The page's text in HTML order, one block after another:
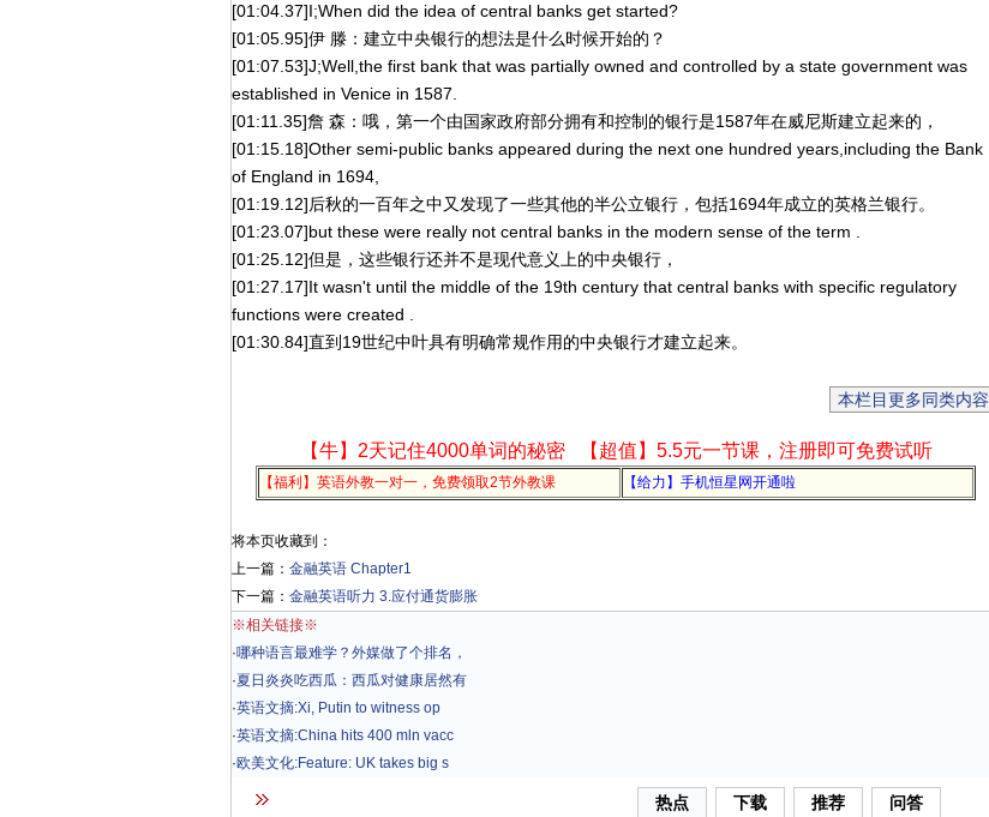
[01:04.37]I;When did the idea of central banks get started?
[01:05.95]伊 滕：建立中央银行的想法是什么时候开始的？
[01:07.53]J;Well,the first bank that was partially owned and controlled by a state government was
established in Venice in 1587.
[01:11.35]詹 森：哦，第一个由国家政府部分拥有和控制的银行是1587年在威尼斯建立起来的，
[01:15.18]Other semi-public banks appeared during the next one hundred years,including the Bank
of England in 1694,
[01:19.12]后秋的一百年之中又发现了一些其他的半公立银行，包括1694年成立的英格兰银行。
[01:23.07]but these were really not central banks in the modern sense of the term .
[01:25.12]但是，这些银行还并不是现代意义上的中央银行，
[01:27.17]It wasn't until the middle of the 19th century that central banks with specific regulatory
functions were created .
[01:30.84]直到19世纪中叶具有明确常规作用的中央银行才建立起来。
本栏目更多同类内容
【牛】2天记住4000单词的秘密 【超值】5.5元一节课，注册即可免费试听
【福利】英语外教一对一，免费领取2节外教课 【给力】手机恒星网开通啦
将本页收藏到：
上一篇： 金融英语 Chapter1
下一篇： 金融英语听力 3.应付通货膨胀
※相关链接※
·哪种语言最难学？外媒做了个排名，
·夏日炎炎吃西瓜：西瓜对健康居然有
·英语文摘:Xi, Putin to witness op
·英语文摘:China hits 400 mln vacc
·欧美文化:Feature: UK takes big s
热点 下载 推荐 问答